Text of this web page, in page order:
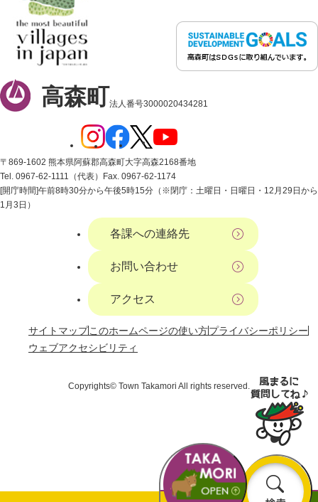
お
検
高森町法人番号3000020434281
〒869-1602 熊本県阿蘇郡高森町大字高森2168番地
Tel. 0967-62-1111（代表） Fax. 0967-62-1174
[開庁時間]午前8時30分から午後5時15分（※閉庁：土曜日・日曜日・12月29日から
1月3日）
各課への連絡先
お問い合わせ
アクセス
サイトマップこのホームページの使い方プライバシーポリシー
ウェブアクセシビリティ
Copyrights© Town Takamori All rights reserved.